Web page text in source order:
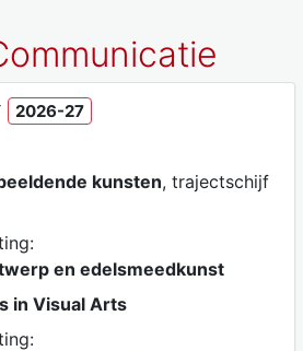
2026-27
kunsten, trajectschijf
en edelsmeedkunst
in Visual Arts